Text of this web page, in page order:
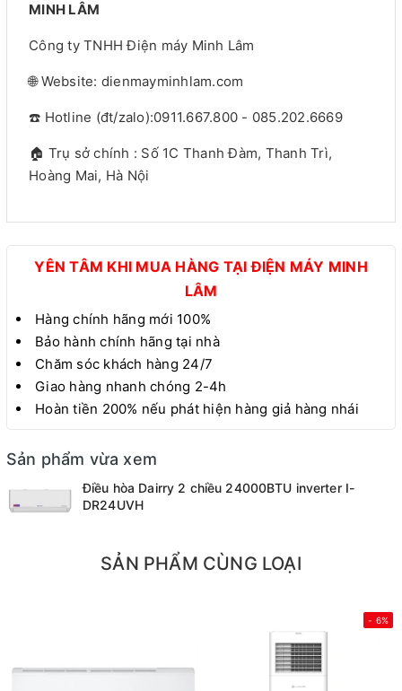
MINH LÂM
Công ty TNHH Điện máy Minh Lâm
🌐 Website: dienmayminhlam.com
☎️ Hotline (đt/zalo):0911.667.800 - 085.202.6669
🏠 Trụ sở chính : Số 1C Thanh Đàm, Thanh Trì,
Hoàng Mai, Hà Nội
YÊN TÂM KHI MUA HÀNG TẠI ĐIỆN MÁY MINH
LÂM
Hàng chính hãng mới 100%
Bảo hành chính hãng tại nhà
Chăm sóc khách hàng 24/7
Giao hàng nhanh chóng 2-4h
Hoàn tiền 200% nếu phát hiện hàng giả hàng nhái
Sản phẩm vừa xem
Điều hòa Dairry 2 chiều 24000BTU inverter I-
DR24UVH
SẢN PHẨM CÙNG LOẠI
- 6%